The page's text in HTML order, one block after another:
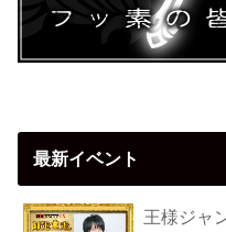
最新イベント
王様ジャ